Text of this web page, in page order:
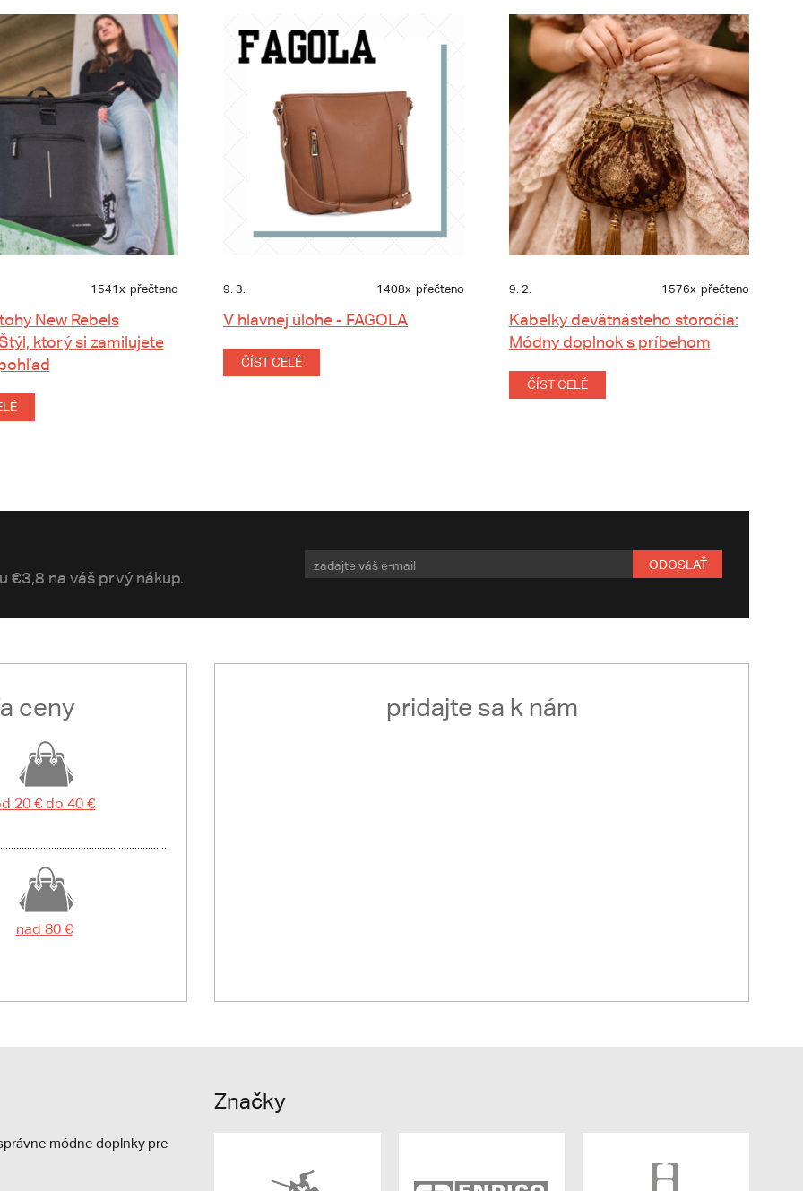
1541x přečteno
New Rebels
ktorý si zamilujete
9. 3. 1408x přečteno
V hlavnej úlohe - FAGOLA
ČÍST CELÉ
9. 2. 1576x přečteno
Kabelky devätnásteho storočia:
Módny doplnok s príbehom
ČÍST CELÉ
€3,8 na váš prvý nákup.
ODOSLAŤ
ceny
20 € do 40 €
nad 80 €
pridajte sa k nám
módne doplnky pre
Značky